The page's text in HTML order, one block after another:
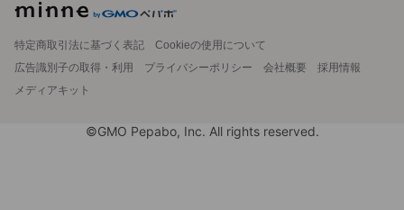
特定商取引法に基づく表記
Cookieの使用について
広告識別子の取得・利用
プライバシーポリシー 会社概要
採用情報
メディアキット
©GMO Pepabo, Inc. All rights reserved.